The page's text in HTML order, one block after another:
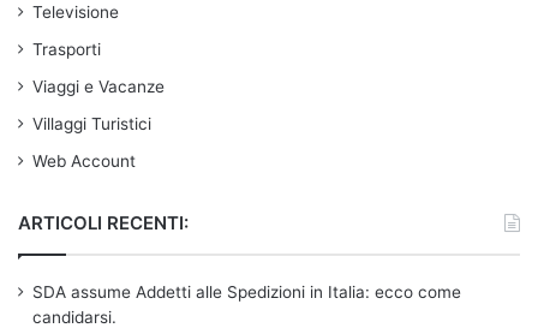
Televisione
Trasporti
Viaggi e Vacanze
Villaggi Turistici
Web Account
ARTICOLI RECENTI:
SDA assume Addetti alle Spedizioni in Italia: ecco come
candidarsi.